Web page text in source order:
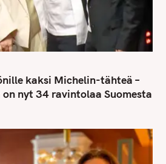
kaksi Michelin-tähteä –
nyt 34 ravintolaa Suomesta